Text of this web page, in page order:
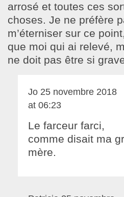
arrosé et toutes ces
choses. Je ne préfère
m’éterniser sur ce
que moi qui ai relevé,
ne doit pas être si
Jo 25 novembre 2018
at 06:23
Le farceur farci,
comme disait ma
mère.